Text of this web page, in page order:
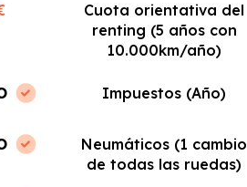
Cuota orientativa del
renting (5 años con
10.000km/año)
Impuestos (Año)
Neumáticos (1 cambio
de todas las ruedas)